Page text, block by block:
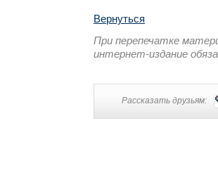
Вернуться
При перепечатке
интернет-издание
Рассказать друзьям: